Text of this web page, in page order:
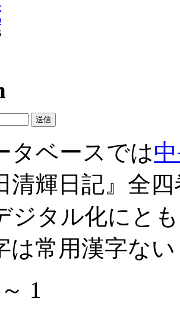
ベースでは
清輝日記』全
ジタル化にと
は常用漢字な
1